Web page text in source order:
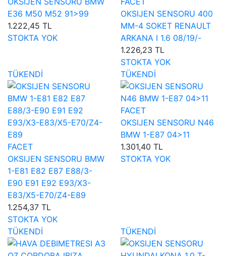
E36 M50 M52 91>99
1.222,45 TL
STOKTA YOK
OKSIJEN SENSORU 400
MM-4 SOKET RENAULT
ARKANA I 1.6 08/19/-
1.226,23 TL
STOKTA YOK
TÜKENDİ
FACET
OKSIJEN SENSORU BMW
1-E81 E82 E87 E88/3-
E90 E91 E92 E93/X3-
E83/X5-E70/Z4-E89
1.254,37 TL
STOKTA YOK
TÜKENDİ
FACET
OKSIJEN SENSORU N46
BMW 1-E87 04>11
1.301,40 TL
STOKTA YOK
TÜKENDİ TÜKENDİ